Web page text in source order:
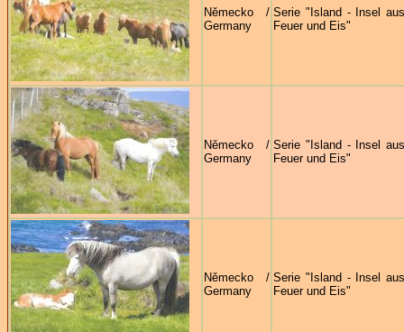
Německo /
Germany
Serie "Island - Insel aus
Feuer und Eis"
Německo /
Germany
Serie "Island - Insel aus
Feuer und Eis"
Německo /
Germany
Serie "Island - Insel aus
Feuer und Eis"